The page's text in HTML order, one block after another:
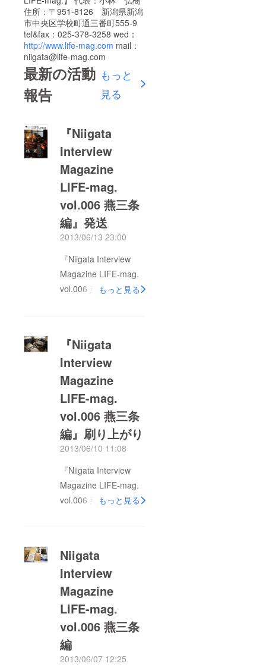
住所：〒951-8126 新潟県新潟
市中央区学校町通三番町555-9
tel&fax：025-378-3258 wed：
http://www.life-mag.com mail：
niigata@life-mag.com
最新の活動
報告
もっと
見る
『Niigata
Interview
Magazine
LIFE-mag.
vol.006 燕三条
編』発送
2013/06/13 23:00
『Niigata Interview
Magazine LIFE-mag.
vol.006 燕三条編』の
に本日発送させていた
だきました。 2〜3日
でお手元に届くかと思
います。 燕三条地域
の魅力がぎっしり詰
まっております。 文
字数も多く、すぐに役
立つノウハウや流行が
書かれているわけでは
ありません。しかし、
一人一人の生き方から
もくじ［
http://www.life-
mag.com/life006.html
しんでいただけたらと
思います。 わたしは
現在、取材させていた
だいた方を優先してお
もっと見る
『Niigata
Interview
Magazine
LIFE-mag.
vol.006 燕三条
編』刷り上がり
2013/06/10 11:08
『Niigata Interview
Magazine LIFE-mag.
vol.006 燕三条編』が
会社まで取りに伺いま
す。一度に積み込めな
かった場合、2往復･･･
（1往復2時間･･･汗）
その後、荷解き、発
送、納品になります。
間もなく、皆さまのお
手元に届けられるかと
もっと見る
Niigata
Interview
Magazine
LIFE-mag.
vol.006 燕三条
編
2013/06/07 12:25